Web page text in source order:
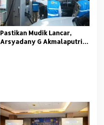
Pastikan Mudik Lancar,
Arsyadany G Akmalaputri